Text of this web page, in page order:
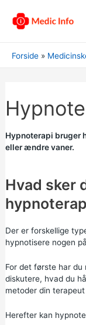
Forside
Hypnoterapi bruger
eller ændre vaner.
Hvad sker
Der er forskellige
hypnotisere nogen
For det første har
diskutere, hvad du
metoder din
Herefter kan